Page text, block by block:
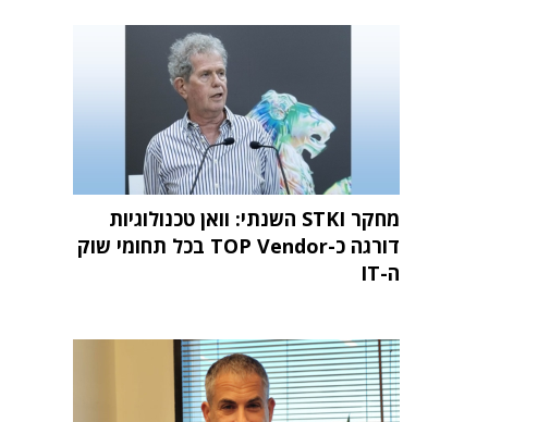
מחקר STKI השנתי: וואן טכנולוגיות
דורגה כ-TOP Vendor בכל תחומי שוק
ה-IT